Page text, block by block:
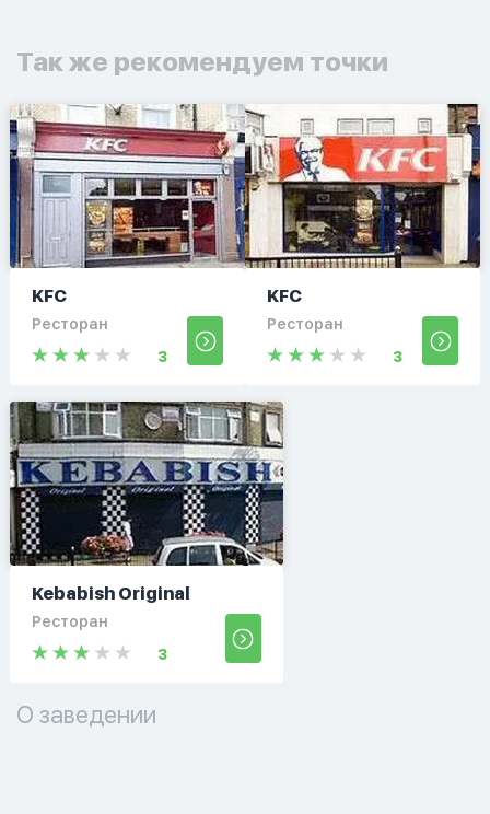
Так же рекомендуем точки
KFC
Ресторан
3
KFC
Ресторан
3
Kebabish Original
Ресторан
3
О заведении